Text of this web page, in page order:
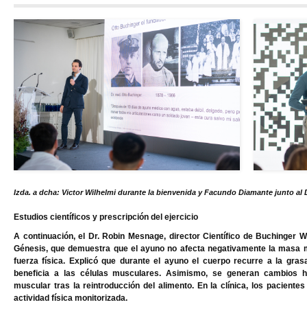
Izda. a dcha: Victor Wilhelmi durante la bienvenida y Facundo Diamante junto al
Estudios científicos y prescripción del ejercicio
A continuación,el Dr. Robin Mesnage, director Científico de Buchinger
Génesis, que demuestra que el ayuno no afecta negativamente la
fuerza física. Explicó que durante el ayuno el cuerpo recurre a la
beneficia a las células musculares. Asimismo, se generan cambios
muscular tras la reintroducción del alimento. En la clínica, los
actividad física monitorizada.